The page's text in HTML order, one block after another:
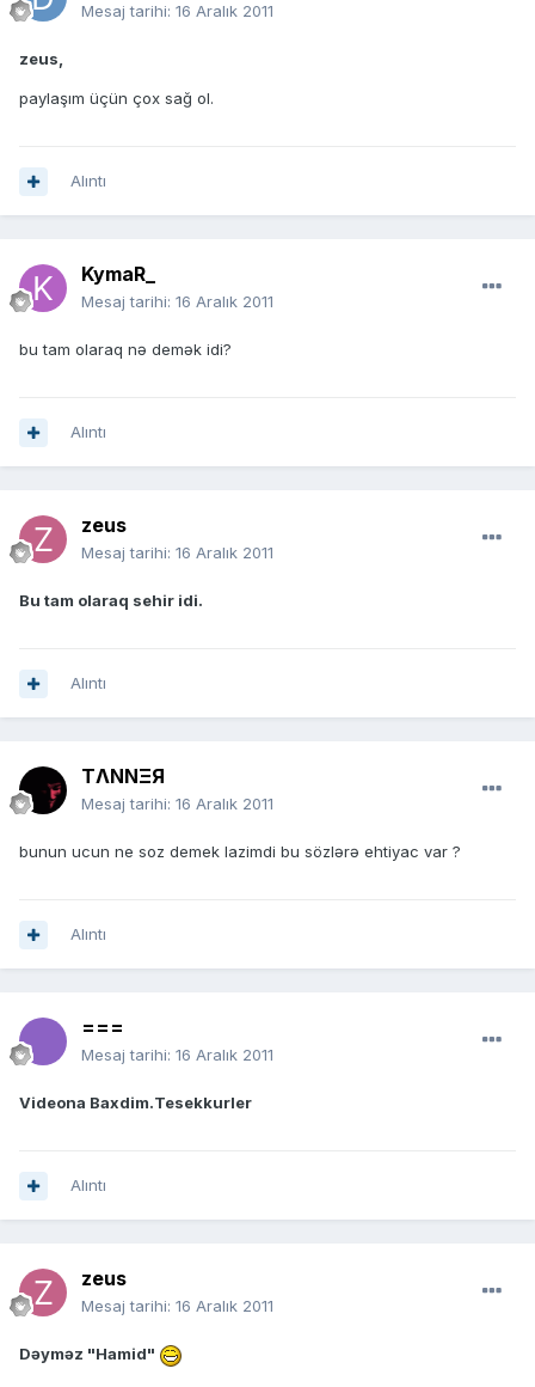
Mesaj tarihi: 16 Aralık 2011
zeus,
paylaşım üçün çox sağ ol.
Alıntı
KymaR_
Mesaj tarihi: 16 Aralık 2011
bu tam olaraq nə demək idi?
Alıntı
zeus
Mesaj tarihi: 16 Aralık 2011
Bu tam olaraq sehir idi.
Alıntı
TΛNNΞЯ
Mesaj tarihi: 16 Aralık 2011
bunun ucun ne soz demek lazimdi bu sözlərə ehtiyac var ?
Alıntı
===
Mesaj tarihi: 16 Aralık 2011
Videona Baxdim.Tesekkurler
Alıntı
zeus
Mesaj tarihi: 16 Aralık 2011
Dəyməz "Hamid"